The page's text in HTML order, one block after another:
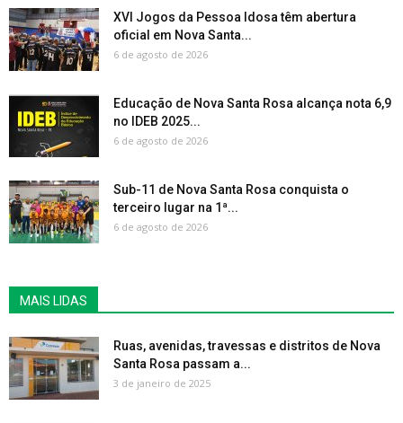
XVI Jogos da Pessoa Idosa têm abertura
oficial em Nova Santa...
6 de agosto de 2026
Educação de Nova Santa Rosa alcança nota 6,9
no IDEB 2025...
6 de agosto de 2026
Sub-11 de Nova Santa Rosa conquista o
terceiro lugar na 1ª...
6 de agosto de 2026
MAIS LIDAS
Ruas, avenidas, travessas e distritos de Nova
Santa Rosa passam a...
3 de janeiro de 2025